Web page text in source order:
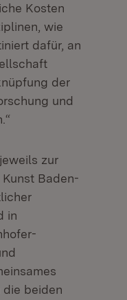
Kosten
wie
dafür, an
der
und
zur
Baden-
in
die beiden